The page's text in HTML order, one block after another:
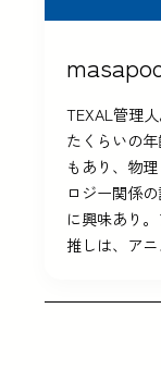
TEXAL管理
たくらいの
もあり、物
ロジー関係
に興味あり
推しは、ア